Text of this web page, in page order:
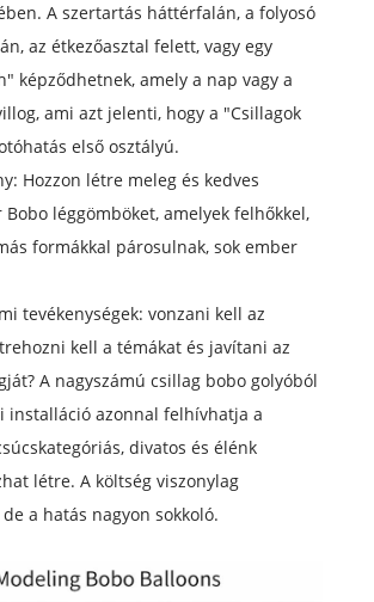
A szertartás háttérfalán, a folyosó
az étkezőasztal felett, vagy egy
képződhetnek, amely a nap vagy a
ami azt jelenti, hogy a "Csillagok
első osztályú.
Hozzon létre meleg és kedves
Bobo léggömböket, amelyek felhőkkel,
formákkal párosulnak, sok ember
tevékenységek: vonzani kell az
kell a témákat és javítani az
A nagyszámú csillag bobo golyóból
installáció azonnal felhívhatja a
divatos és élénk
létre. A költség viszonylag
a hatás nagyon sokkoló.